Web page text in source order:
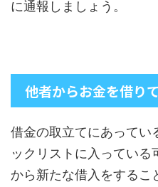
に通報しましょう。
他者からお金を借り
借金の取立てにあってい
ックリストに入ってい
から新たな借入をするこ